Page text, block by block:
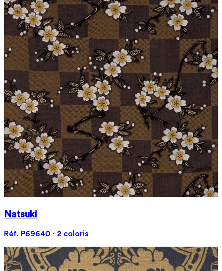
Natsuki
Réf. P69640 · 2 coloris